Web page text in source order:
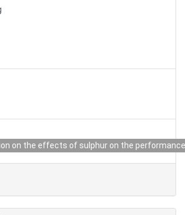
on the effects of sulphur on the